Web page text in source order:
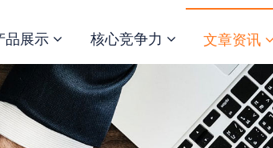
品展示 核心竞争力 文章资讯